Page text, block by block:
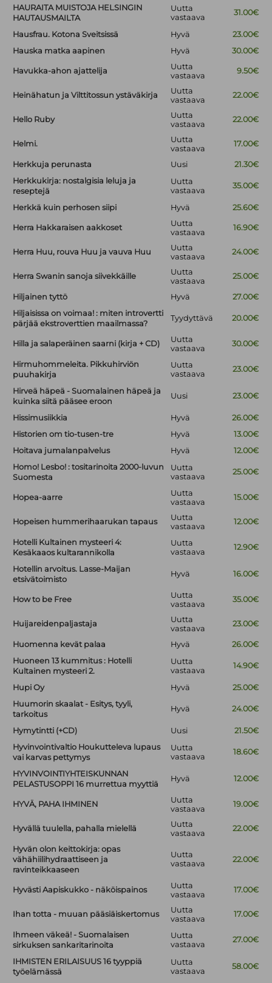
HAURAITA MUISTOJA HELSINGIN
HAUTAUSMAILTA
Uutta
vastaava
31.00€
Hausfrau. Kotona Sveitsissä Hyvä
23.00€
Hauska matka aapinen
Hyvä 30.00€
Havukka-ahon ajattelija
Uutta
vastaava
9.50€
Heinähatun ja Vilttitossun ystäväkirja
Uutta
vastaava
22.00€
Hello Ruby
Uutta
vastaava
22.00€
Helmi.
Uutta
vastaava
17.00€
Herkkuja perunasta Uusi
21.30€
Herkkukirja: nostalgisia leluja ja
reseptejä
Uutta
vastaava
35.00€
Herkkä kuin perhosen siipi Hyvä 25.60€
Herra Hakkaraisen aakkoset
Uutta
vastaava
16.90€
Herra Huu, rouva Huu ja vauva Huu
Uutta
vastaava
24.00€
Herra Swanin sanoja siivekkäille
Uutta
vastaava
25.00€
Hiljainen tyttö Hyvä
27.00€
Hiljaisissa on voimaa! : miten introvertti
pärjää ekstroverttien maailmassa?
Tyydyttävä 20.00€
Hilla ja salaperäinen saarni (kirja + CD)
Uutta
vastaava
30.00€
Hirmuhommeleita. Pikkuhirviön
puuhakirja
Uutta
vastaava
23.00€
Hirveä häpeä - Suomalainen häpeä ja
kuinka siitä pääsee eroon
Uusi 23.00€
Hissimusiikkia Hyvä
26.00€
Historien om tio-tusen-tre
Hyvä
13.00€
Hoitava jumalanpalvelus
Hyvä
12.00€
Homo! Lesbo! : tositarinoita 2000-luvun
Suomesta
Uutta
vastaava
25.00€
Hopea-aarre
Uutta
vastaava
15.00€
Hopeisen hummerihaarukan tapaus
Uutta
vastaava
12.00€
Hotelli Kultainen mysteeri 4:
Kesäkaaos kultarannikolla
Uutta
vastaava
12.90€
Hotellin arvoitus. Lasse-Maijan
etsivätoimisto
Hyvä 16.00€
How to be Free
Uutta
vastaava
35.00€
Huijareidenpaljastaja
Uutta
vastaava
23.00€
Huomenna kevät palaa Hyvä
26.00€
Huoneen 13 kummitus : Hotelli
Kultainen mysteeri 2.
Uutta
vastaava
14.90€
Hupi Oy Hyvä
25.00€
Huumorin skaalat - Esitys, tyyli,
tarkoitus
Hyvä 24.00€
Hymytintti (+CD) Uusi
21.50€
Hyvinvointivaltio Houkutteleva lupaus
vai karvas pettymys
Uutta
vastaava
18.60€
HYVINVOINTIYHTEISKUNNAN
PELASTUSOPPI 16 murrettua myyttiä
Hyvä 12.00€
HYVÄ, PAHA IHMINEN
Uutta
vastaava
19.00€
Hyvällä tuulella, pahalla mielellä
Uutta
vastaava
22.00€
Hyvän olon keittokirja: opas
vähähiilihydraattiseen ja
ravinteikkaaseen
Uutta
vastaava
22.00€
Hyvästi Aapiskukko - näköispainos
Uutta
vastaava
17.00€
Ihan totta - muuan pääsiäiskertomus
Uutta
vastaava
17.00€
Ihmeen väkeä! - Suomalaisen
sirkuksen sankaritarinoita
Uutta
vastaava
27.00€
IHMISTEN ERILAISUUS 16 tyyppiä
työelämässä
Uutta
vastaava
58.00€